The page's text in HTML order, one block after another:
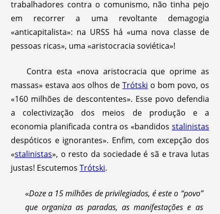
trabalhadores contra o comunismo, não tinha pejo
em recorrer a uma revoltante demagogia
«anticapitalista»: na URSS há «uma nova classe de
pessoas ricas», uma «aristocracia soviética»!
Contra esta «nova aristocracia que oprime as
massas» estava aos olhos de Trótski o bom povo, os
«160 milhões de descontentes». Esse povo defendia
a colectivização dos meios de produção e a
economia planificada contra os «bandidos stalinistas
despóticos e ignorantes». Enfim, com excepção dos
«stalinistas», o resto da sociedade é sã e trava lutas
justas! EscutemosTrótski.
«Doze a 15 milhões de privilegiados, é este o “povo”
que organiza as paradas, as manifestações e as